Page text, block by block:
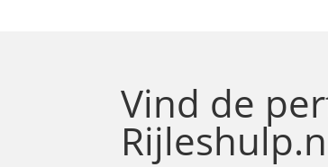
Vind de